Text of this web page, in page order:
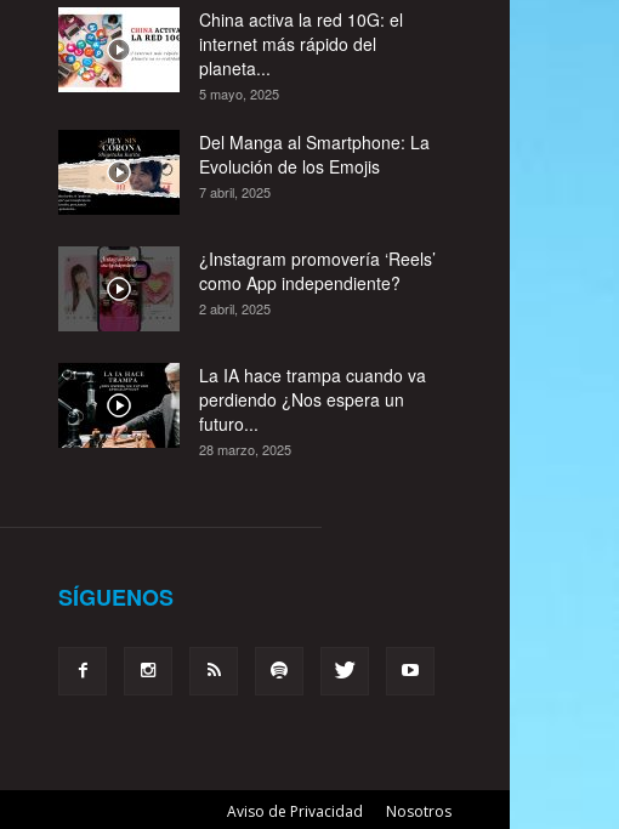
China activa la red 10G: el
internet más rápido del
planeta...
5 mayo, 2025
Del Manga al Smartphone: La
Evolución de los Emojis
7 abril, 2025
¿Instagram promovería ‘Reels’
como App independiente?
2 abril, 2025
La IA hace trampa cuando va
perdiendo ¿Nos espera un
futuro...
28 marzo, 2025
SÍGUENOS
Aviso de Privacidad Nosotros